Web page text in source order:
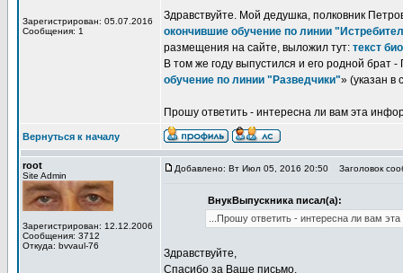
Зарегистрирован: 05.07.2016
Сообщения: 1
Здравствуйте. Мой дедушка, полковник
окончившие обучение по линии
размещения на сайте, выложил тут: текст
В том же году выпустился и его родной брат
обучение по линии "Разведчики"» (указан
Прошу ответить - интересна ли вам эта
Вернуться к началу
root
Site Admin
Зарегистрирован: 12.12.2006
Сообщения: 3712
Откуда: bvvaul-76
Добавлено: Вт Июл 05, 2016 20:50 Заголовок
ВнукВыпускника писал(а):
...Прошу ответить - интересна ли вам
Здравствуйте,
Спасибо за Ваше письмо.